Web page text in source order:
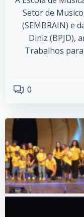
Setor de
(SEMBRAIN) e
Diniz (BPJD),
Trabalhos
0